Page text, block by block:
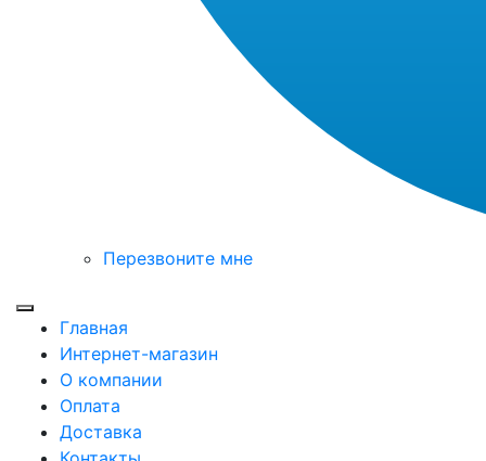
Перезвоните мне
Toggle mobile menu
Главная
Интернет-магазин
О компании
Оплата
Доставка